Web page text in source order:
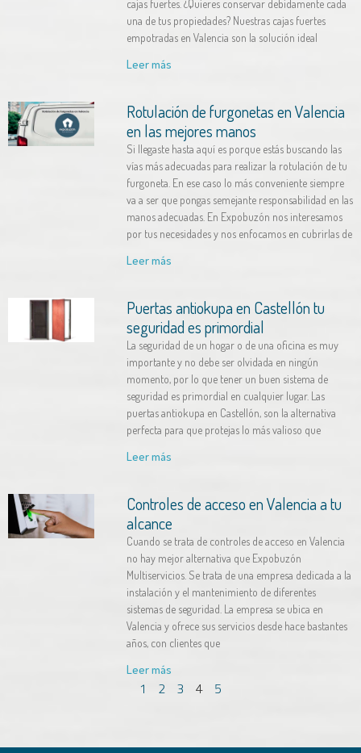
cajas fuertes. ¿Quieres conservar debidamente cada
una de tus propiedades? Nuestras cajas fuertes
empotradas en Valencia son la solución ideal
Leer más
Rotulación de furgonetas en Valencia
en las mejores manos
Si llegaste hasta aquí es porque estás buscando las
vías más adecuadas para realizar la rotulación de tu
furgoneta. En ese caso lo más conveniente siempre
va a ser que pongas semejante responsabilidad en las
manos adecuadas. En Expobuzón nos interesamos
por tus necesidades y nos enfocamos en cubrirlas de
Leer más
Puertas antiokupa en Castellón tu
seguridad es primordial
La seguridad de un hogar o de una oficina es muy
importante y no debe ser olvidada en ningún
momento, por lo que tener un buen sistema de
seguridad es primordial en cualquier lugar. Las
puertas antiokupa en Castellón, son la alternativa
perfecta para que protejas lo más valioso que
Leer más
Controles de acceso en Valencia a tu
alcance
Cuando se trata de controles de acceso en Valencia
no hay mejor alternativa que Expobuzón
Multiservicios. Se trata de una empresa dedicada a la
instalación y el mantenimiento de diferentes
sistemas de seguridad. La empresa se ubica en
Valencia y ofrece sus servicios desde hace bastantes
años, con clientes que
Leer más
1 2 3 4 5